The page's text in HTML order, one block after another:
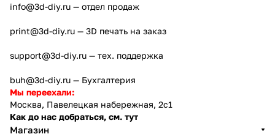
info@3d-diy.ru — отдел продаж
print@3d-diy.ru — 3D печать на заказ
support@3d-diy.ru — тех. поддержка
buh@3d-diy.ru — Бухгалтерия
Мы переехали:
Москва, Павелецкая набережная, 2с1
Как до нас добраться, см. тут
Магазин